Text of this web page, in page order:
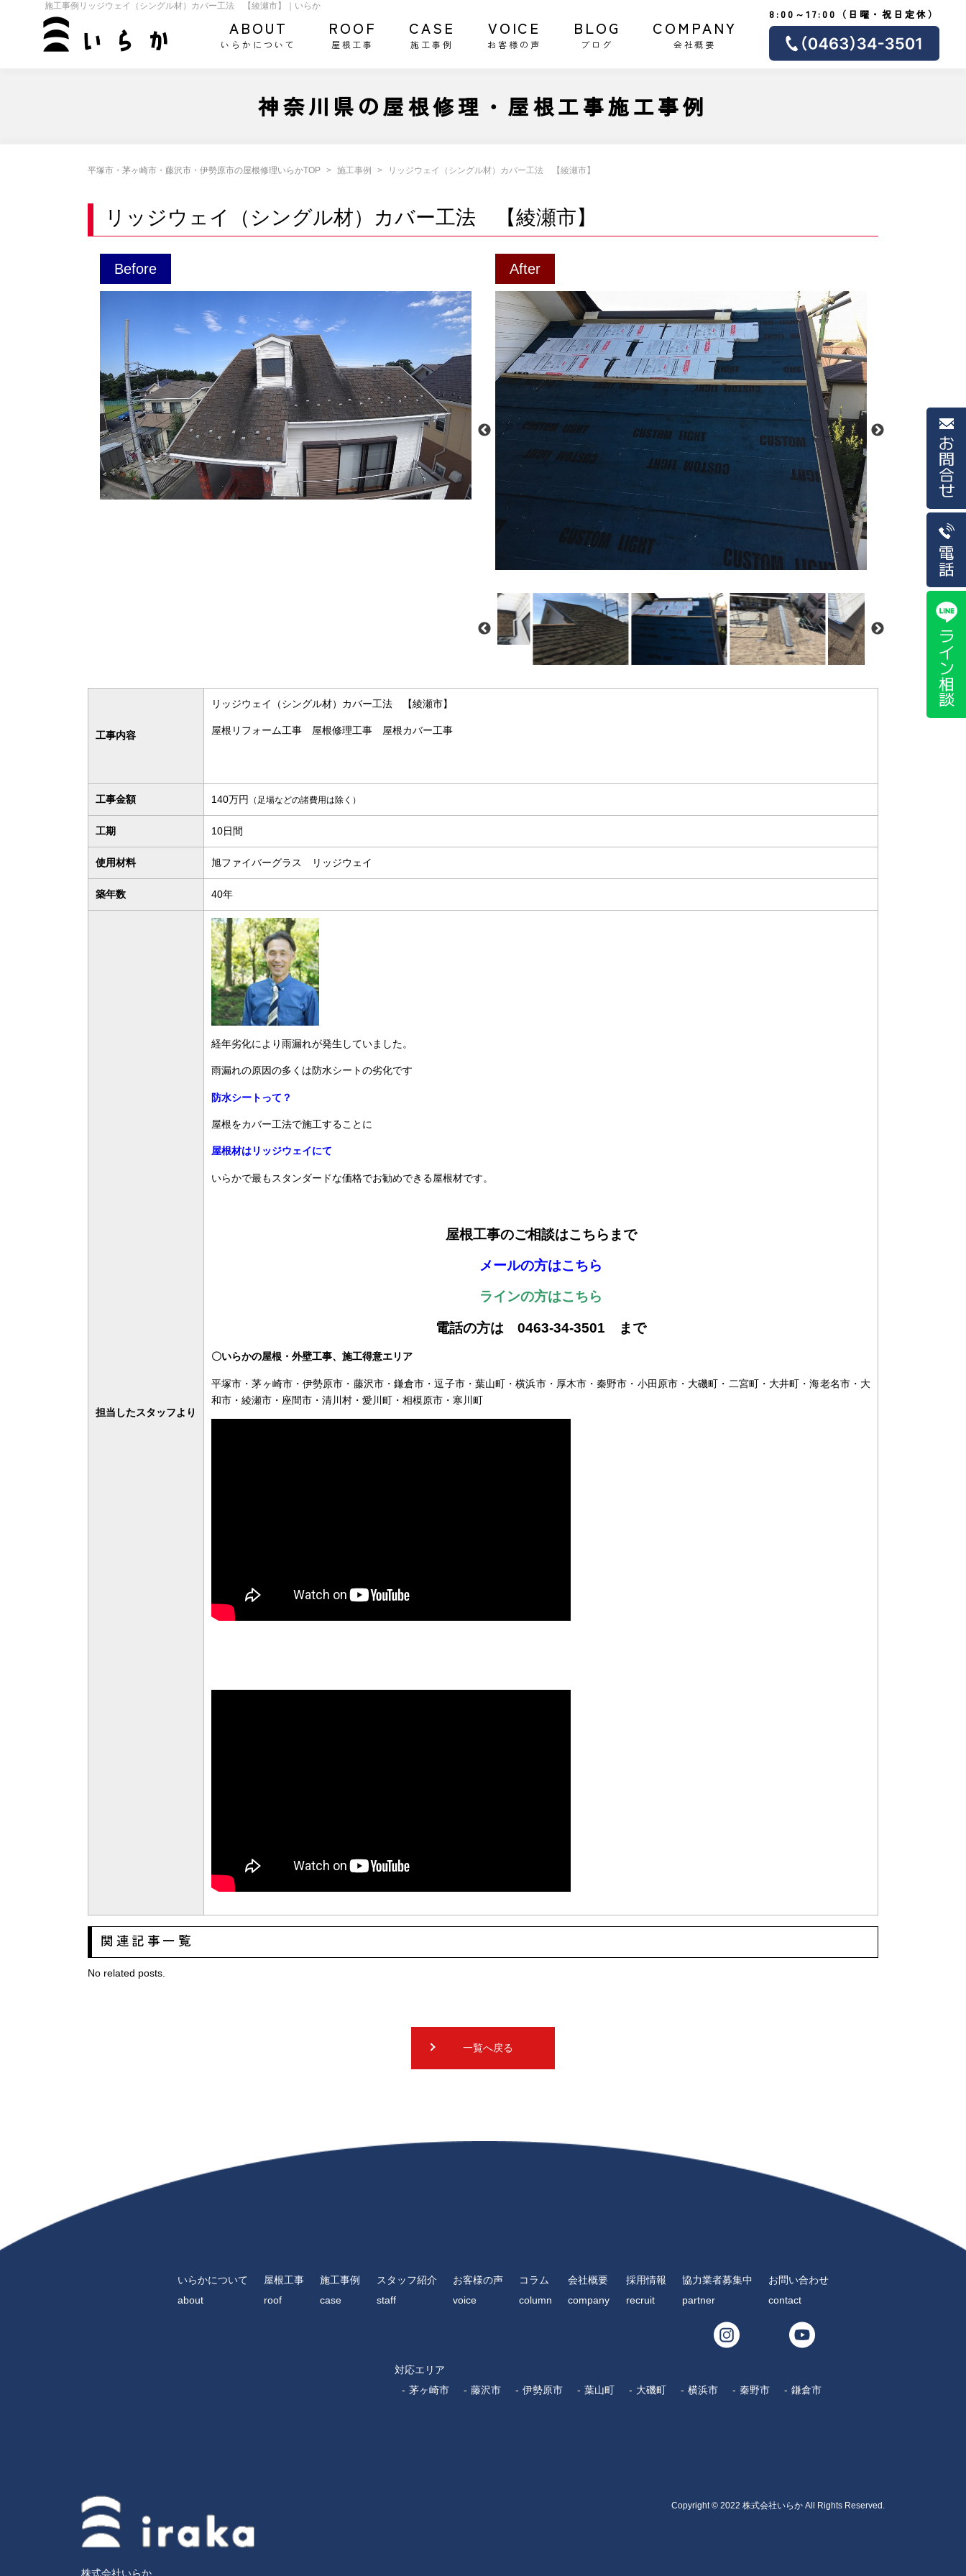
施工事例リッジウェイ（シングル材）カバー工法 【綾瀬市】｜いらか
お問合せ
電話
ライン相談
ABOUT
いらかについて
ROOF
屋根工事
CASE
施工事例
VOICE
お客様の声
BLOG
ブログ
COMPANY
会社概要
8:00～17:00（日曜・祝日定休）
神奈川県の屋根修理・屋根工事施工事例
平塚市・茅ヶ崎市・藤沢市・伊勢原市の屋根修理いらかTOP 施工事例 リッジウェイ（シングル材）カバー工法 【綾瀬市】
リッジウェイ（シングル材）カバー工法 【綾瀬市】
Before After
工事内容
リッジウェイ（シングル材）カバー工法 【綾瀬市】
屋根リフォーム工事 屋根修理工事 屋根カバー工事
工事金額 140万円 （足場などの諸費用は除く）
工期 10日間
使用材料 旭ファイバーグラス リッジウェイ
築年数 40年
担当したスタッフより
経年劣化により雨漏れが発生していました。
雨漏れの原因の多くは防水シートの劣化です
防水シートって？
屋根をカバー工法で施工することに
屋根材はリッジウェイにて
いらかで最もスタンダードな価格でお勧めできる屋根材です。
屋根工事のご相談はこちらまで
メールの方はこちら
ラインの方はこちら
電話の方は 0463-34-3501 まで
〇いらかの屋根・外壁工事、施工得意エリア
平塚市・茅ヶ崎市・伊勢原市・藤沢市・鎌倉市・逗子市・葉山町・横浜市・厚木市・秦野市・小田原市・大磯町・二宮町・大井町・海老名市・大
和市・綾瀬市・座間市・清川村・愛川町・相模原市・寒川町
関連記事一覧
No related posts.
一覧へ戻る
いらかについて
about
屋根工事
roof
施工事例
case
スタッフ紹介
staff
お客様の声
voice
コラム
column
会社概要
company
採用情報
recruit
協力業者募集中
partner
お問い合わせ
contact
対応エリア
茅ヶ崎市
藤沢市 伊勢原市 葉山町 大磯町 横浜市 秦野市 鎌倉市
株式会社いらか
Copyright © 2022 株式会社いらか All Rights Reserved.